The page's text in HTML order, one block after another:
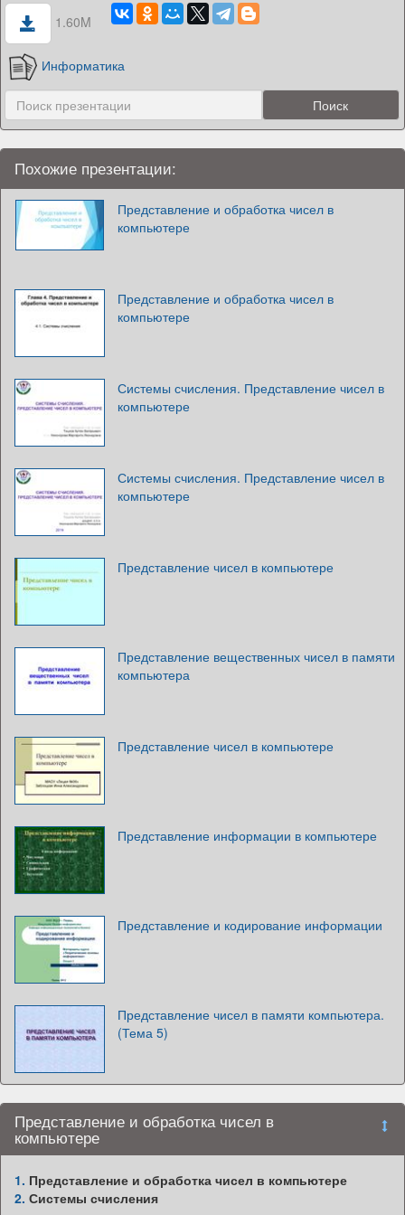
1.60M
Информатика
Похожие презентации:
Представление и обработка чисел в
компьютере
Представление и обработка чисел в
компьютере
Системы счисления. Представление чисел в
компьютере
Системы счисления. Представление чисел в
компьютере
Представление чисел в компьютере
Представление вещественных чисел в памяти
компьютера
Представление чисел в компьютере
Представление информации в компьютере
Представление и кодирование информации
Представление чисел в памяти компьютера.
(Тема 5)
Представление и обработка чисел в
компьютере
1. Представление и обработка чисел в компьютере
2. Системы счисления